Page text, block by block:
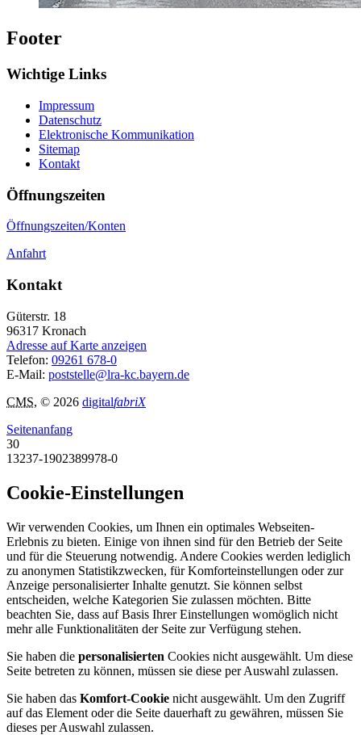
Footer
Wichtige Links
Impressum
Datenschutz
Elektronische Kommunikation
Sitemap
Kontakt
Öffnungszeiten
Öffnungszeiten/Konten
Anfahrt
Kontakt
Güterstr. 18
96317 Kronach
Adresse auf Karte anzeigen
Telefon: 09261 678-0
E-Mail: poststelle@lra-kc.bayern.de
CMS, © 2026 digitalfabriX
Seitenanfang
30
13237-1902389978-0
Cookie-Einstellungen
Wir verwenden Cookies, um Ihnen ein optimales Webseiten-
Erlebnis zu bieten. Einige von ihnen sind für den Betrieb der Seite
und für die Steuerung notwendig. Andere Cookies werden lediglich
zu anonymen Statistikzwecken, für Komforteinstellungen oder zur
Anzeige personalisierter Inhalte genutzt. Sie können selbst
entscheiden, welche Kategorien Sie zulassen möchten. Bitte
beachten Sie, dass auf Basis Ihrer Einstellungen womöglich nicht
mehr alle Funktionalitäten der Seite zur Verfügung stehen.
Sie haben die personalisierten Cookies nicht ausgewählt. Um diese
Seite betreten zu können, müssen sie diese per Auswahl zulassen.
Sie haben das Komfort-Cookie nicht ausgewählt. Um den Zugriff
auf das Element oder die Seite dauerhaft zu gewähren, müssen Sie
dieses per Auswahl zulassen.